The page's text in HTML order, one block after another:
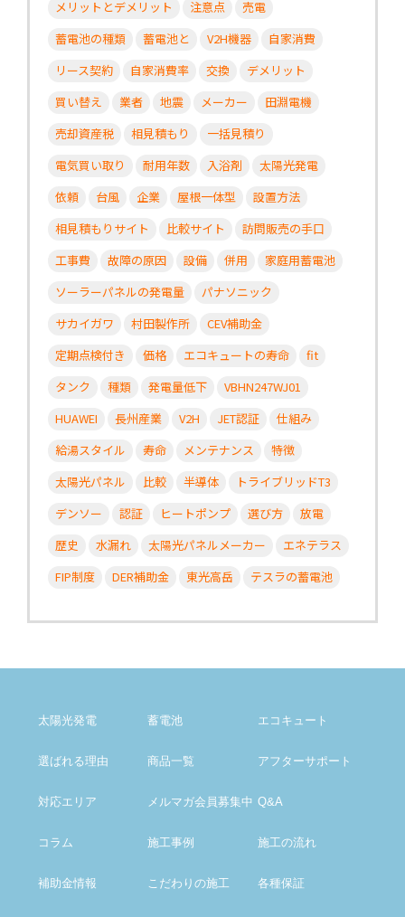
メリットとデメリット
注意点
売電
蓄電池の種類
蓄電池と V2H機器
自家消費
リース契約
自家消費率 交換
デメリット
買い替え
業者 地震 メーカー
田淵電機
売却資産税
相見積もり
一括見積り
電気買い取り
耐用年数 入浴剤
太陽光発電
依頼
台風 企業 屋根一体型
設置方法
相見積もりサイト
比較サイト
訪問販売の手口
工事費
故障の原因 設備 併用
家庭用蓄電池
ソーラーパネルの発電量
パナソニック
サカイガワ
村田製作所
CEV補助金
定期点検付き
価格 エコキュートの寿命
fit
タンク
種類 発電量低下
VBHN247WJ01
HUAWEI
長州産業 V2H JET認証
仕組み
給湯スタイル
寿命 メンテナンス
特徴
太陽光パネル
比較 半導体
トライブリッドT3
デンソー
認証 ヒートポンプ 選び方
放電
歴史
水漏れ 太陽光パネルメーカー
エネテラス
FIP制度
DER補助金 東光高岳 テスラの蓄電池
太陽光発電 蓄電池 エコキュート
選ばれる理由 商品一覧 アフターサポート
対応エリア メルマガ会員募集中 Q&A
コラム 施工事例 施工の流れ
補助金情報 こだわりの施工 各種保証